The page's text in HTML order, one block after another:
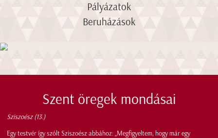
Pályázatok
Beruházások
Szent öregek mondásai
Sziszoész (13.)
Egy testvér így szólt Sziszoész abbához: „Megfigyeltem, hogy már egy